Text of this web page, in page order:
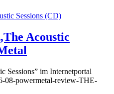
Sessions (CD)
Acoustic
Sessions” im Internetportal
08-powermetal-review-THE-